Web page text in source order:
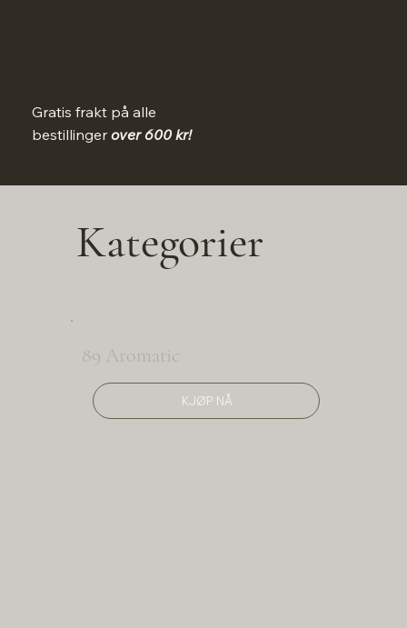
Gratis frakt på alle
bestillinger over 600 kr!
Kategorier
89 Aromatic
KJØP NÅ